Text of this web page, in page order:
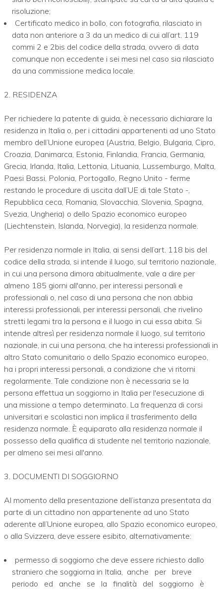
risoluzione;
Certificato medico in bollo, con fotografia, rilasciato in
data non anteriore a 3 da un medico di cui all’art. 119
commi 2 e 2bis del codice della strada, ovvero di data
comunque non eccedente i sei mesi nel caso sia rilasciato
da una commissione medica locale.
2. RESIDENZA
Per richiedere la patente di guida, è necessario dichiarare la
residenza in Italia o, per i cittadini appartenenti ad uno Stato
membro dell’Unione europea (Austria, Belgio, Bulgaria, Cipro,
Croazia, Danimarca, Estonia, Finlandia, Francia, Germania,
Grecia, Irlanda, Italia, Lettonia, Lituania, Lussemburgo, Malta,
Paesi Bassi, Polonia, Portogallo, Regno Unito - ferme
restando le procedure di uscita dall’UE di tale Stato -,
Repubblica ceca, Romania, Slovacchia, Slovenia, Spagna,
Svezia, Ungheria) o dello Spazio economico europeo
(Liechtenstein, Islanda, Norvegia), la residenza normale.
Per residenza normale in Italia, ai sensi dell’art. 118 bis del
codice della strada, si intende il luogo, sul territorio nazionale,
in cui una persona dimora abitualmente, vale a dire per
almeno 185 giorni all'anno, per interessi personali e
professionali o, nel caso di una persona che non abbia
interessi professionali, per interessi personali, che rivelino
stretti legami tra la persona e il luogo in cui essa abita. Si
intende altresì per residenza normale il luogo, sul territorio
nazionale, in cui una persona, che ha interessi professionali in
altro Stato comunitario o dello Spazio economico europeo,
ha i propri interessi personali, a condizione che vi ritorni
regolarmente. Tale condizione non è necessaria se la
persona effettua un soggiorno in Italia per l'esecuzione di
una missione a tempo determinato. La frequenza di corsi
universitari e scolastici non implica il trasferimento della
residenza normale. È equiparato alla residenza normale il
possesso della qualifica di studente nel territorio nazionale,
per almeno sei mesi all'anno.
3. DOCUMENTI DI SOGGIORNO
Al momento della presentazione dell’istanza presentata da
parte di un cittadino non appartenente ad uno Stato
aderente all’Unione europea, allo Spazio economico europeo,
o alla Svizzera, deve essere esibito, alternativamente:
permesso di soggiorno che deve essere richiesto dallo
straniero che soggiorna in Italia, anche per breve
periodo ed anche se la finalità del soggiorno è